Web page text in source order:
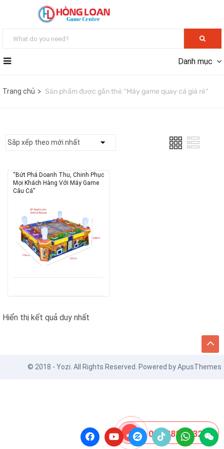
Danh mục
Trang chủ Sản phẩm được gắn thẻ “Máy game quay cá giá rẻ”
“Bứt Phá Doanh Thu, Chinh Phục
Mọi Khách Hàng Với Máy Game
Câu Cá”
Hiển thị kết quả duy nhất
© 2018 - Yozi. All Rights Reserved. Powered byApusThemes
08 8888 0532